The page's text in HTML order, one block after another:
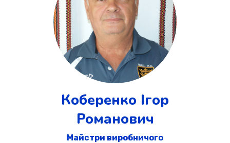
Коберенко Ігор
Романович
Майстри виробничого